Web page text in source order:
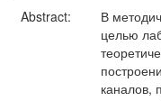
Abstract:
В
целью
каналов,